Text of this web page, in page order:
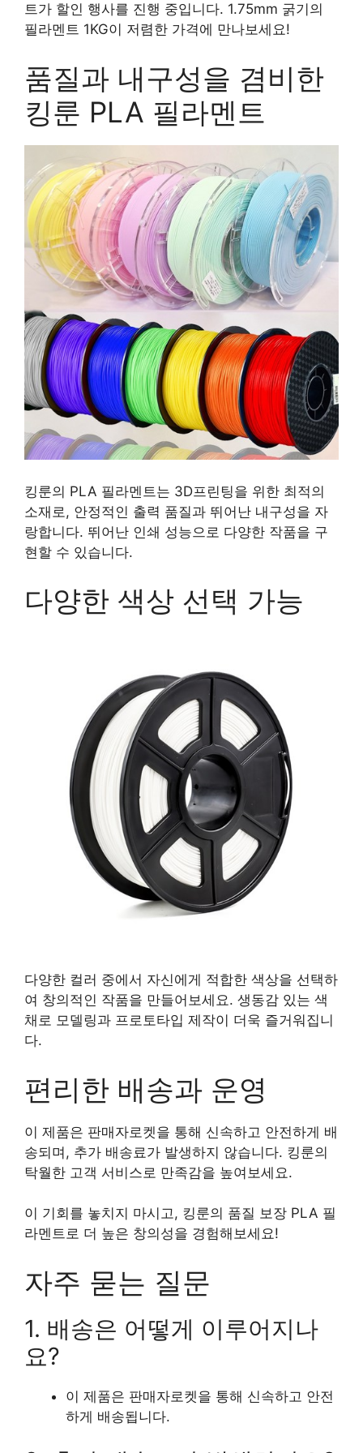
트가 할인 행사를 진행 중입니다. 1.75mm 굵기의
필라멘트 1KG이 저렴한 가격에 만나보세요!
품질과 내구성을 겸비한
킹룬 PLA 필라멘트
킹룬의 PLA 필라멘트는 3D프린팅을 위한 최적의
소재로, 안정적인 출력 품질과 뛰어난 내구성을 자
랑합니다. 뛰어난 인쇄 성능으로 다양한 작품을 구
현할 수 있습니다.
다양한 색상 선택 가능
다양한 컬러 중에서 자신에게 적합한 색상을 선택하
여 창의적인 작품을 만들어보세요. 생동감 있는 색
채로 모델링과 프로토타입 제작이 더욱 즐거워집니
다.
편리한 배송과 운영
이 제품은 판매자로켓을 통해 신속하고 안전하게 배
송되며, 추가 배송료가 발생하지 않습니다. 킹룬의
탁월한 고객 서비스로 만족감을 높여보세요.
이 기회를 놓치지 마시고, 킹룬의 품질 보장 PLA 필
라멘트로 더 높은 창의성을 경험해보세요!
자주 묻는 질문
1. 배송은 어떻게 이루어지나
요?
이 제품은 판매자로켓을 통해 신속하고 안전
하게 배송됩니다.